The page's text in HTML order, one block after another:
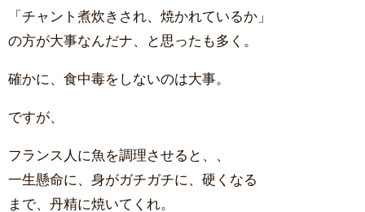
「チャント煮炊きされ、焼かれているか」
の方が大事なんだナ、と思ったも多く。
確かに、食中毒をしないのは大事。
ですが、
フランス人に魚を調理させると、、
一生懸命に、身がガチガチに、硬くなる
まで、丹精に焼いてくれ。